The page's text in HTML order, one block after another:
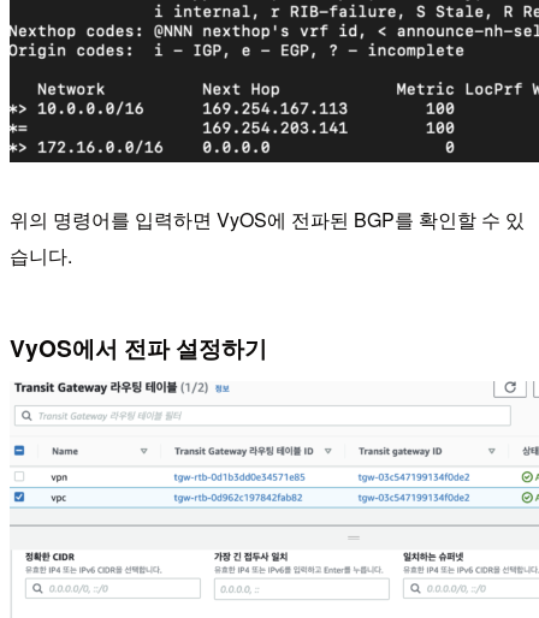
위의 명령어를 입력하면 VyOS에 전파된 BGP를 확인할 수 있
습니다.
VyOS에서 전파 설정하기